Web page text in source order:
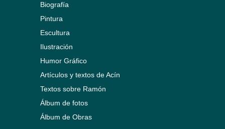
Biografía
Pintura
Escultura
Ilustración
Humor Gráfico
Artículos y textos de Acín
Textos sobre Ramón
Álbum de fotos
Álbum de Obras